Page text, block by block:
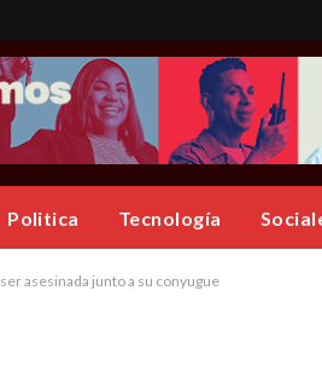
Politica Tecnología
asesinada junto a su conyugue